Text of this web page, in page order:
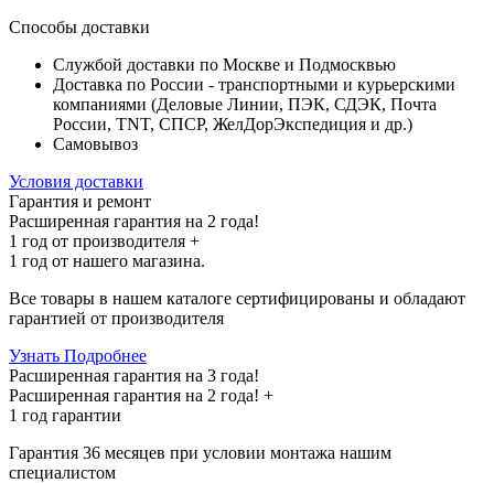
Способы доставки
Службой доставки по Москве и Подмосквью
Доставка по России - транспортными и курьерскими
компаниями (Деловые Линии, ПЭК, СДЭК, Почта
России, TNT, СПСР, ЖелДорЭкспедиция и др.)
Самовывоз
Условия доставки
Гарантия и ремонт
Расширенная гарантия на 2 года!
1 год от производителя +
1 год от нашего магазина.
Все товары в нашем каталоге сертифицированы и обладают
гарантией от производителя
Узнать Подробнее
Расширенная гарантия на 3 года!
Расширенная гарантия на 2 года! +
1 год гарантии
Гарантия 36 месяцев при условии монтажа нашим
специалистом